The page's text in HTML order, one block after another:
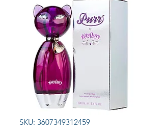
SKU: 3607349312459